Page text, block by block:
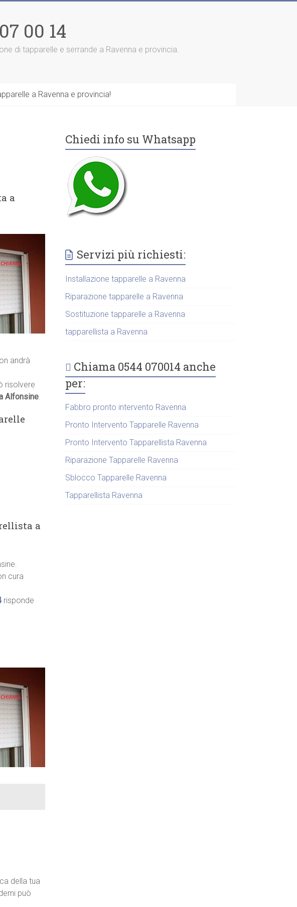
00 14
di tapparelle e serrande a Ravenna e provincia.
a Ravenna e provincia!
a
andrà
risolvere
Alfonsine.
a
cura
risponde
della tua
può
Chiedi info su Whatsapp
Servizi più richiesti:
Installazione tapparelle a Ravenna
Riparazione tapparelle a Ravenna
Sostituzione tapparelle a Ravenna
tapparellista a Ravenna
Chiama 0544 070014 anche
per:
Fabbro pronto intervento Ravenna
Pronto Intervento Tapparelle Ravenna
Pronto Intervento Tapparellista Ravenna
Riparazione Tapparelle Ravenna
Sblocco Tapparelle Ravenna
Tapparellista Ravenna